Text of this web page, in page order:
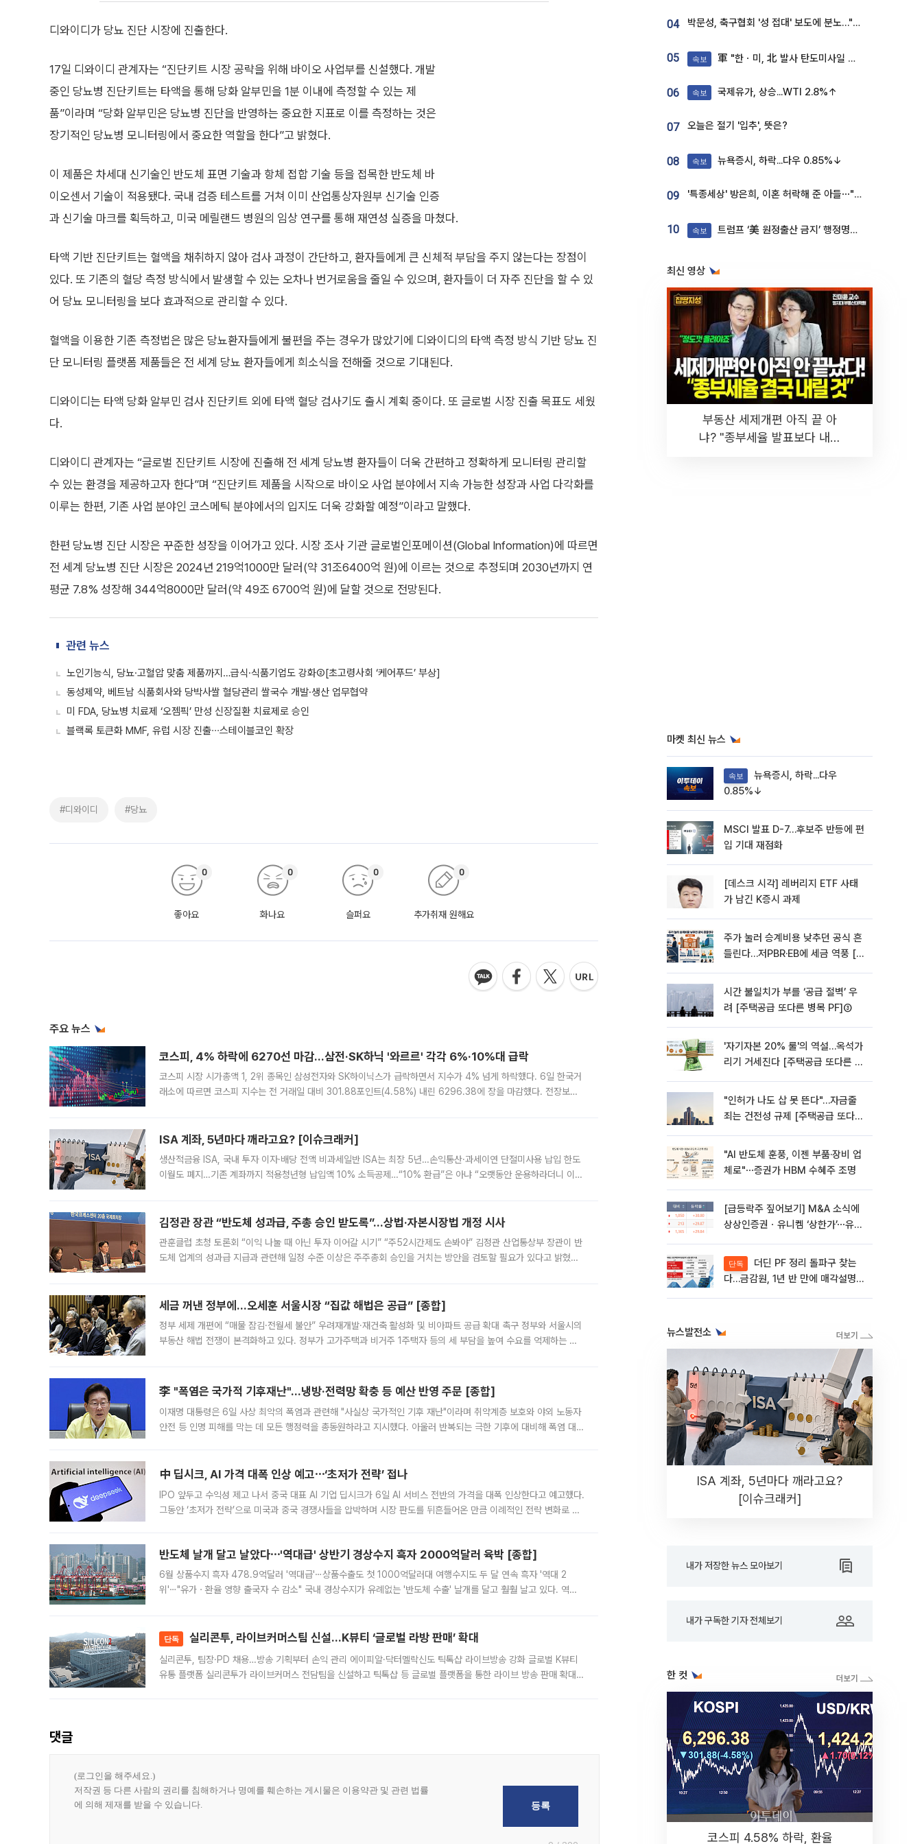
디와이디가 당뇨 진단 시장에 진출한다.
17일 디와이디 관계자는 “진단키트 시장 공략을 위해 바이오 사업부를 신설했다. 개발
중인 당뇨병 진단키트는 타액을 통해 당화 알부민을 1분 이내에 측정할 수 있는 제
품”이라며 “당화 알부민은 당뇨병 진단을 반영하는 중요한 지표로 이를 측정하는 것은
장기적인 당뇨병 모니터링에서 중요한 역할을 한다”고 밝혔다.
이 제품은 차세대 신기술인 반도체 표면 기술과 항체 접합 기술 등을 접목한 반도체 바
이오센서 기술이 적용됐다. 국내 검증 테스트를 거쳐 이미 산업통상자원부 신기술 인증
과 신기술 마크를 획득하고, 미국 메릴랜드 병원의 임상 연구를 통해 재연성 실증을 마쳤다.
타액 기반 진단키트는 혈액을 채취하지 않아 검사 과정이 간단하고, 환자들에게 큰 신체적 부담을 주지 않는다는 장점이
있다. 또 기존의 혈당 측정 방식에서 발생할 수 있는 오차나 번거로움을 줄일 수 있으며, 환자들이 더 자주 진단을 할 수 있
어 당뇨 모니터링을 보다 효과적으로 관리할 수 있다.
혈액을 이용한 기존 측정법은 많은 당뇨환자들에게 불편을 주는 경우가 많았기에 디와이디의 타액 측정 방식 기반 당뇨 진
단 모니터링 플랫폼 제품들은 전 세계 당뇨 환자들에게 희소식을 전해줄 것으로 기대된다.
디와이디는 타액 당화 알부민 검사 진단키트 외에 타액 혈당 검사기도 출시 계획 중이다. 또 글로벌 시장 진출 목표도 세웠
다.
디와이디 관계자는 “글로벌 진단키트 시장에 진출해 전 세계 당뇨병 환자들이 더욱 간편하고 정확하게 모니터링 관리할
수 있는 환경을 제공하고자 한다”며 “진단키트 제품을 시작으로 바이오 사업 분야에서 지속 가능한 성장과 사업 다각화를
이루는 한편, 기존 사업 분야인 코스메틱 분야에서의 입지도 더욱 강화할 예정”이라고 말했다.
한편 당뇨병 진단 시장은 꾸준한 성장을 이어가고 있다. 시장 조사 기관 글로벌인포메이션(Global Information)에 따르면
전 세계 당뇨병 진단 시장은 2024년 219억1000만 달러(약 31조6400억 원)에 이르는 것으로 추정되며 2030년까지 연
평균 7.8% 성장해 344억8000만 달러(약 49조 6700억 원)에 달할 것으로 전망된다.
관련 뉴스
노인기능식, 당뇨·고혈압 맞춤 제품까지…급식·식품기업도 강화②[초고령사회 ‘케어푸드’ 부상]
동성제약, 베트남 식품회사와 당박사쌀 혈당관리 쌀국수 개발·생산 업무협약
미 FDA, 당뇨병 치료제 ‘오젬픽’ 만성 신장질환 치료제로 승인
블랙록 토큰화 MMF, 유럽 시장 진출∙∙∙스테이블코인 확장
#디와이디 #당뇨
좋아요
0
화나요
0
슬퍼요
0
추가취재 원해요
0
주요 뉴스
코스피, 4% 하락에 6270선 마감…삼전·SK하닉 '와르르' 각각 6%·10%대 급락
코스피 시장 시가총액 1, 2위 종목인 삼성전자와 SK하이닉스가 급락하면서 지수가 4% 넘게 하락했다. 6일 한국거
래소에 따르면 코스피 지수는 전 거래일 대비 301.88포인트(4.58%) 내린 6296.38에 장을 마감했다. 전장보다
ISA 계좌, 5년마다 깨라고요? [이슈크래커]
생산적금융 ISA, 국내 투자 이자·배당 전액 비과세일반 ISA는 최장 5년…손익통산·과세이연 단절미사용 납입 한도
이월도 폐지…기존 계좌까지 적용청년형 납입액 10% 소득공제…“10% 환급”은 아냐 “오랫동안 운용하라더니 이제
김정관 장관 “반도체 성과급, 주총 승인 받도록”…상법·자본시장법 개정 시사
관훈클럽 초청 토론회 “이익 나눌 때 아닌 투자 이어갈 시기” “주52시간제도 손봐야” 김정관 산업통상부 장관이 반
도체 업계의 성과급 지급과 관련해 일정 수준 이상은 주주총회 승인을 거치는 방안을 검토할 필요가 있다고 밝혔다.
세금 꺼낸 정부에…오세훈 서울시장 “집값 해법은 공급” [종합]
정부 세제 개편에 “매물 잠김·전월세 불안” 우려재개발·재건축 활성화 및 비아파트 공급 확대 촉구 정부와 서울시의
부동산 해법 전쟁이 본격화하고 있다. 정부가 고가주택과 비거주 1주택자 등의 세 부담을 높여 수요를 억제하는 카
李 "폭염은 국가적 기후재난"…냉방·전력망 확충 등 예산 반영 주문 [종합]
이재명 대통령은 6일 사상 최악의 폭염과 관련해 "사실상 국가적인 기후 재난"이라며 취약계층 보호와 야외 노동자
안전 등 인명 피해를 막는 데 모든 행정력을 총동원하라고 지시했다. 아울러 반복되는 극한 기후에 대비해 폭염 대응
中 딥시크, AI 가격 대폭 인상 예고⋯‘초저가 전략’ 접나
IPO 앞두고 수익성 제고 나서 중국 대표 AI 기업 딥시크가 6일 AI 서비스 전반의 가격을 대폭 인상한다고 예고했다.
그동안 ‘초저가 전략’으로 미국과 중국 경쟁사들을 압박하며 시장 판도를 뒤흔들어온 만큼 이례적인 전략 변화로 평
반도체 날개 달고 날았다⋯'역대급' 상반기 경상수지 흑자 2000억달러 육박 [종합]
6월 상품수지 흑자 478.9억달러 '역대급'⋯상품수출도 첫 1000억달러대 여행수지도 두 달 연속 흑자 '역대 2
위'⋯"유가ㆍ환율 영향 출국자 수 감소" 국내 경상수지가 유례없는 '반도체 수출' 날개를 달고 훨훨 날고 있다. 역대
단독 실리콘투, 라이브커머스팀 신설…K뷰티 ‘글로벌 라방 판매’ 확대
실리콘투, 팀장·PD 채용…방송 기획부터 손익 관리 에이피알·닥터멜락신도 틱톡샵 라이브방송 강화 글로벌 K뷰티
유통 플랫폼 실리콘투가 라이브커머스 전담팀을 신설하고 틱톡샵 등 글로벌 플랫폼을 통한 라이브 방송 판매 확대에
댓글
04 박문성, 축구협회 '성 접대' 보도에 분노…"다 말아먹으려고 작정했나"
05 속보 軍 "한ㆍ미, 北 발사 탄도미사일 제원 정밀분석 중"
06 속보 국제유가, 상승...WTI 2.8%↑
07 오늘은 절기 '입추', 뜻은?
08 속보 뉴욕증시, 하락...다우 0.85%↓
09 '특종세상' 방은희, 이혼 허락해 준 아들⋯"너무 잘 커줬다" 오열
10 속보 트럼프 ‘美 원정출산 금지’ 행정명령 서명
최신 영상
부동산 세제개편 아직 끝 아
냐? "종부세율 발표보다 내릴
마켓 최신 뉴스
속보
0.85%↓
MSCI 발표 D-7…후보주 반등에 편
입 기대 재점화
[데스크 시각] 레버리지 ETF 사태
가 남긴 K증시 과제
주가 눌러 승계비용 낮추던 공식 흔
들린다…저PBR·EB에 세금 역풍 [기
시간 불일치가 부를 ‘공급 절벽’ 우
려 [주택공급 또다른 병목 PF]③
'자기자본 20% 룰'의 역설…옥석가
리기 거세진다 [주택공급 또다른 병
"인허가 나도 삽 못 뜬다"…자금줄
죄는 건전성 규제 [주택공급 또다른
"AI 반도체 훈풍, 이젠 부품·장비 업
체로"⋯증권가 HBM 수혜주 조명
[급등락주 짚어보기] M&A 소식에
상상인증권ㆍ유니켐 ‘상한가’⋯유증
단독
다…금감원, 1년 반 만에 매각설명회
뉴스발전소
ISA 계좌, 5년마다 깨라고요?
[이슈크래커]
내가 저장한 뉴스 모아보기
내가 구독한 기자 전체보기
한 컷
코스피 4.58% 하락, 환율